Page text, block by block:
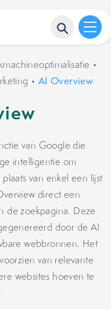
•
• AI Overview
van Google die
intelligentie om
van enkel een lijst
direct een
de zoekpagina. Deze
door de AI
webbronnen. Het
van relevante
websites hoeven te